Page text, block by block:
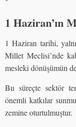
1 Haziran’ın
1 Haziran tarihi,
Millet Meclisi’nde
mesleki dönüşümün
Bu süreçte sektör
önemli katkılar
zemine oturtulmuştur.